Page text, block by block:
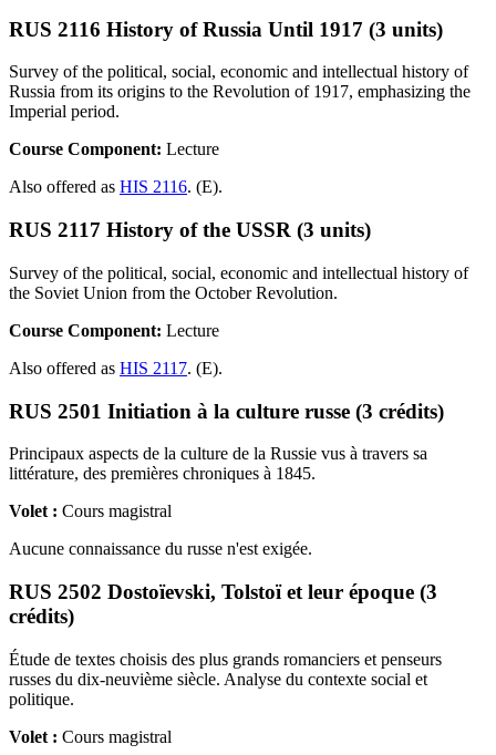
RUS 2116 History of Russia Until 1917 (3 units)
Survey of the political, social, economic and intellectual history of
Russia from its origins to the Revolution of 1917, emphasizing the
Imperial period.
Course Component: Lecture
Also offered as HIS 2116. (E).
RUS 2117 History of the USSR (3 units)
Survey of the political, social, economic and intellectual history of
the Soviet Union from the October Revolution.
Course Component: Lecture
Also offered as HIS 2117. (E).
RUS 2501 Initiation à la culture russe (3 crédits)
Principaux aspects de la culture de la Russie vus à travers sa
littérature, des premières chroniques à 1845.
Volet : Cours magistral
Aucune connaissance du russe n'est exigée.
RUS 2502 Dostoïevski, Tolstoï et leur époque (3
crédits)
Étude de textes choisis des plus grands romanciers et penseurs
russes du dix-neuvième siècle. Analyse du contexte social et
politique.
Volet : Cours magistral